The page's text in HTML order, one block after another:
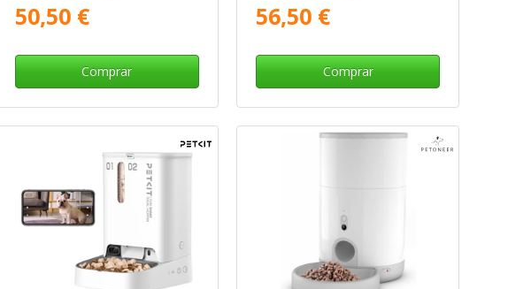
50,50 €
Comprar
56,50 €
Comprar